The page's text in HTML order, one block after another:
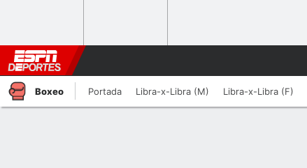
Boxeo Portada Libra-x-Libra (M) Libra-x-Libra (F)